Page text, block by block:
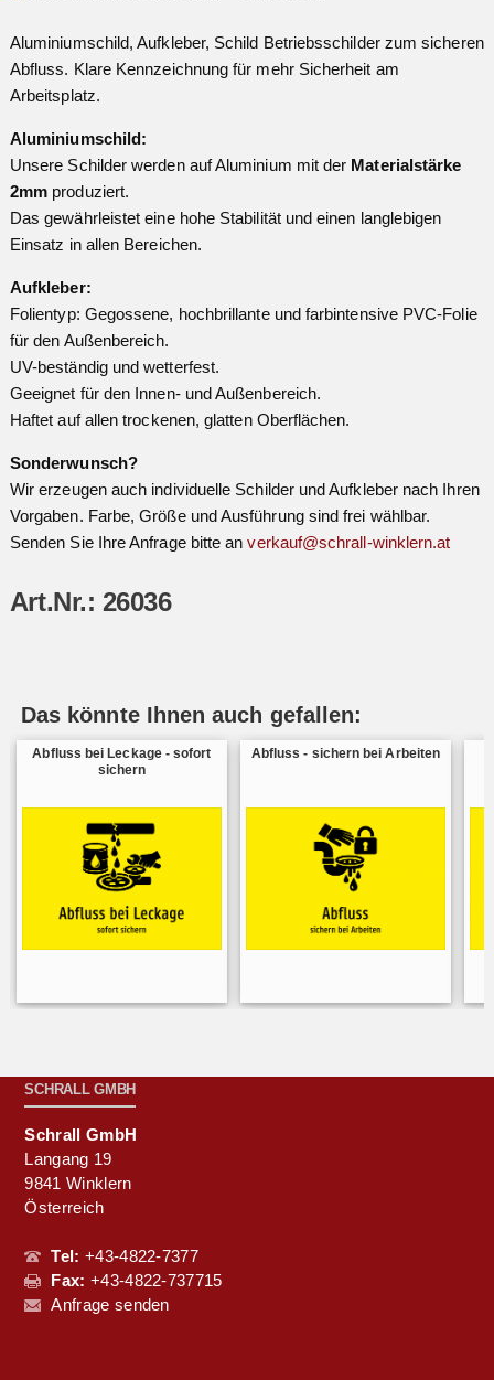
Aluminiumschild, Aufkleber, Schild Betriebsschilder zum sicheren
Abfluss. Klare Kennzeichnung für mehr Sicherheit am
Arbeitsplatz.
Aluminiumschild:
Unsere Schilder werden auf Aluminium mit der Materialstärke
2mm produziert.
Das gewährleistet eine hohe Stabilität und einen langlebigen
Einsatz in allen Bereichen.
Aufkleber:
Folientyp: Gegossene, hochbrillante und farbintensive PVC-Folie
für den Außenbereich.
UV-beständig und wetterfest.
Geeignet für den Innen- und Außenbereich.
Haftet auf allen trockenen, glatten Oberflächen.
Sonderwunsch?
Wir erzeugen auch individuelle Schilder und Aufkleber nach Ihren
Vorgaben. Farbe, Größe und Ausführung sind frei wählbar.
Senden Sie Ihre Anfrage bitte anverkauf@schrall-winklern.at
Art.Nr.: 26036
Das könnte Ihnen auch gefallen:
Abfluss bei Leckage - sofort
sichern
Abfluss - sichern bei Arbeiten
SCHRALL GMBH
Schrall GmbH
Langang 19
9841 Winklern
Österreich
Tel: +43-4822-7377
Fax: +43-4822-737715
Anfrage senden